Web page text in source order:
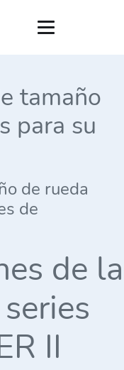
tamaño
para su
de rueda
de
de la
II